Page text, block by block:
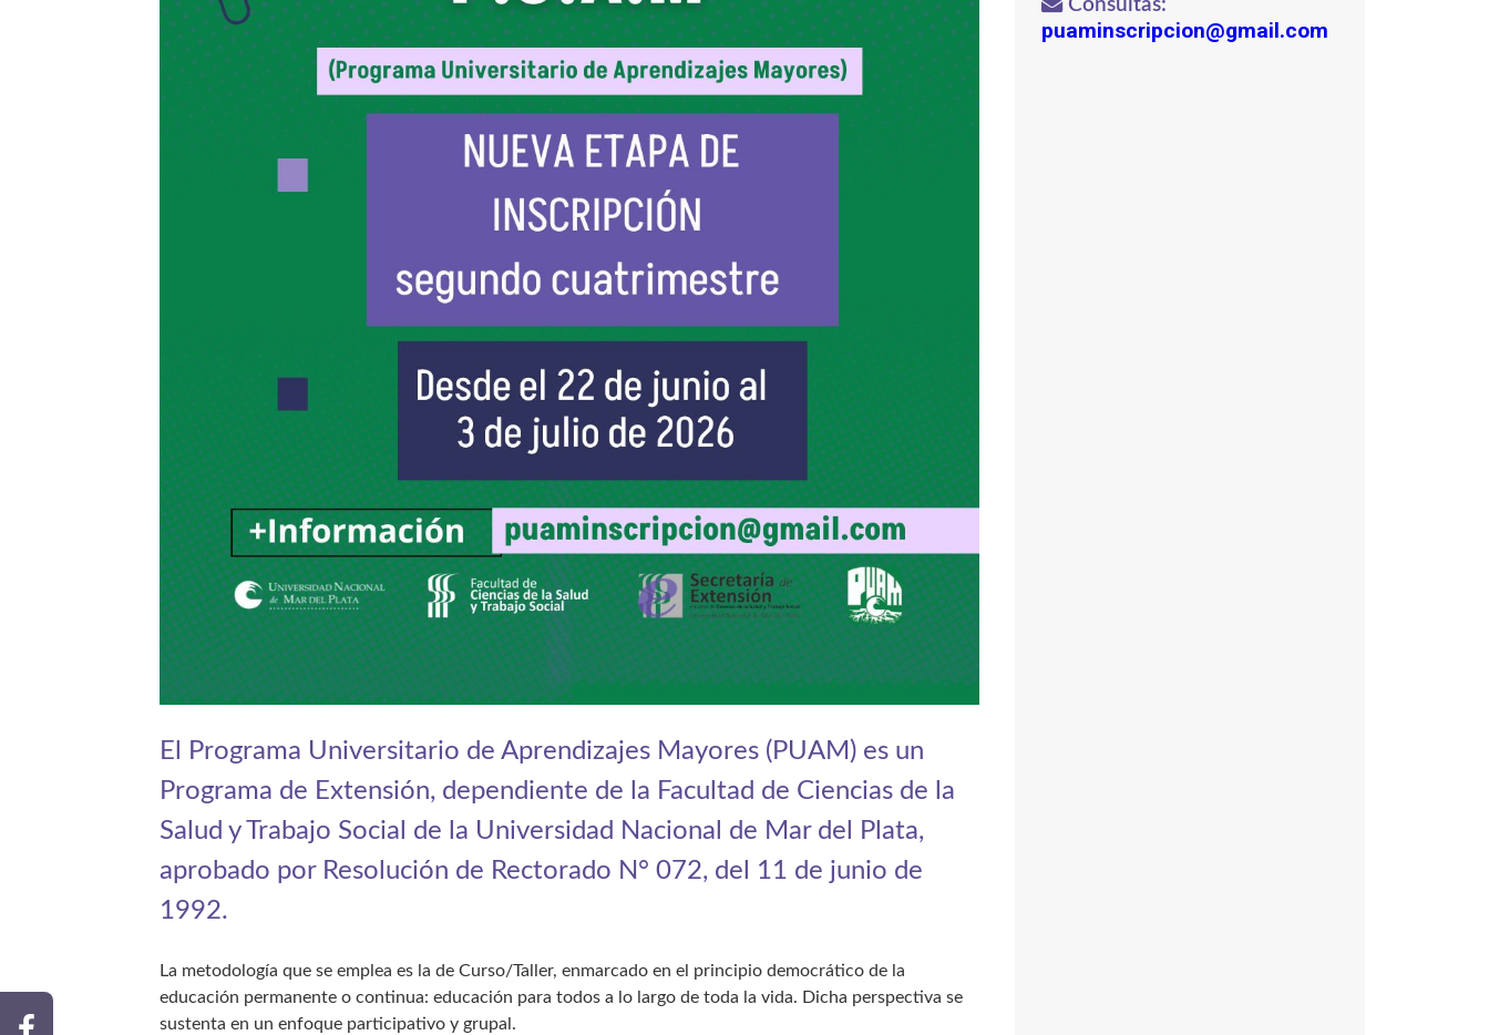
El Programa Universitario de Aprendizajes Mayores (PUAM) es un
Programa de Extensión, dependiente de la Facultad de Ciencias de la
Salud y Trabajo Social de la Universidad Nacional de Mar del Plata,
aprobado por Resolución de Rectorado N° 072, del 11 de junio de
1992.
La metodología que se emplea es la de Curso/Taller, enmarcado en el principio democrático de la
educación permanente o continua: educación para todos a lo largo de toda la vida. Dicha perspectiva se
sustenta en un enfoque participativo y grupal.
Consultas:
puaminscripcion@gmail.com